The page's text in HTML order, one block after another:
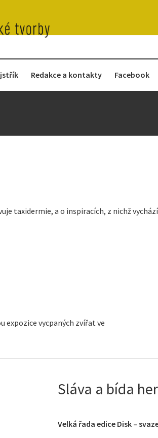
Redakce a kontakty Facebook
taxidermie, a o inspiracích, z nichž
expozice vycpaných zvířat ve
Sláva a bída
Velká řada edice Disk –